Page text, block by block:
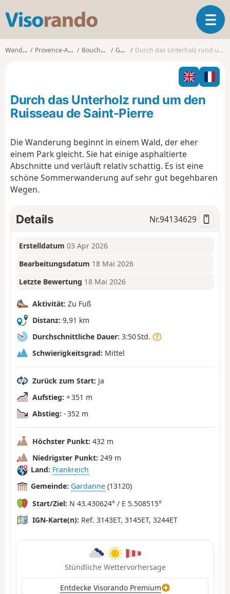
s
o
o
T
o
g
l
n
o
Wanderungen Provence-Alpes-Côte d'Azur Bouches-du-Rhône Gardanne Durch das Unterholz rund um den Ruisseau de Saint-Pierre
Durch das Unterholz rund um den
Ruisseau de Saint-Pierre
Die Wanderung beginnt in einem Wald, der eher
einem Park gleicht. Sie hat einige asphaltierte
Abschnitte und verläuft relativ schattig. Es ist eine
schöne Sommerwanderung auf sehr gut begehbaren
Wegen.
Details Nr.94134629
Erstelldatum 03 Apr 2026
Bearbeitungsdatum 18 Mai 2026
Letzte Bewertung 18 Mai 2026
Aktivität: Zu Fuß
Distanz: 9,91 km
Durchschnittliche Dauer: 3:50 Std.
Schwierigkeitsgrad: Mittel
Zurück zum Start: Ja
Aufstieg: + 351 m
Abstieg: - 352 m
Höchster Punkt: 432 m
Niedrigster Punkt: 249 m
Land: Frankreich
Gemeinde: Gardanne (13120)
Start/Ziel: N 43.430624° / E 5.508515°
IGN-Karte(n): Ref. 3143ET, 3145ET, 3244ET
Stündliche Wettervorhersage
Entdecke Visorando Premium